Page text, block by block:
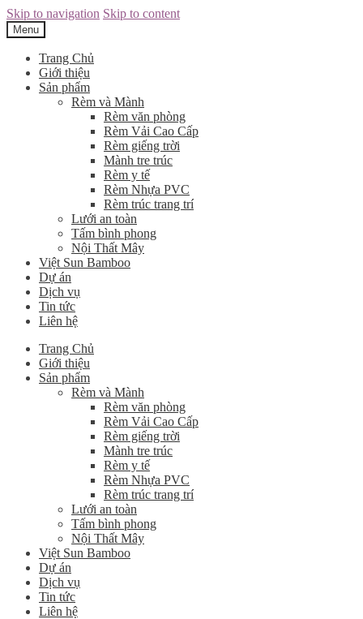
Skip to navigation Skip to content
Menu
Trang Chủ
Giới thiệu
Sản phẩm
Rèm và Mành
Rèm văn phòng
Rèm Vải Cao Cấp
Rèm giếng trời
Mành tre trúc
Rèm y tế
Rèm Nhựa PVC
Rèm trúc trang trí
Lưới an toàn
Tấm bình phong
Nội Thất Mây
Việt Sun Bamboo
Dự án
Dịch vụ
Tin tức
Liên hệ
Trang Chủ
Giới thiệu
Sản phẩm
Rèm và Mành
Rèm văn phòng
Rèm Vải Cao Cấp
Rèm giếng trời
Mành tre trúc
Rèm y tế
Rèm Nhựa PVC
Rèm trúc trang trí
Lưới an toàn
Tấm bình phong
Nội Thất Mây
Việt Sun Bamboo
Dự án
Dịch vụ
Tin tức
Liên hệ